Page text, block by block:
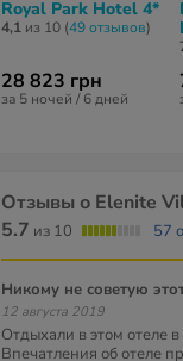
Royal Park Hotel 4*
4,1 из 10 (49 отзывов)
28 823 грн
за 5 ночей / 6 дней
Отзывы о Elenite
5.7 из 10 57
Никому не советую
12 августа 2019
Отдыхали в этом отеле
Впечатления об отеле